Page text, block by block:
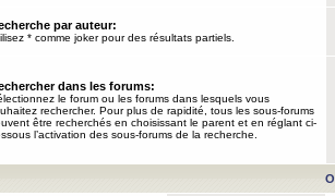
par auteur:
* comme joker pour des résultats partiels.
dans les forums:
le forum ou les forums dans lesquels vous
rechercher. Pour plus de rapidité, tous les sous-forums
être recherchés en choisissant le parent et en réglant ci-
l’activation des sous-forums de la recherche.